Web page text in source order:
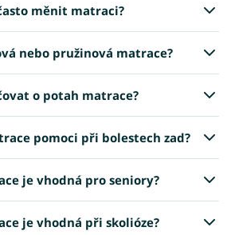
měnit matraci?
nebo pružinová matrace?
o potah matrace?
pomoci při bolestech zad?
je vhodná pro seniory?
je vhodná při skolióze?